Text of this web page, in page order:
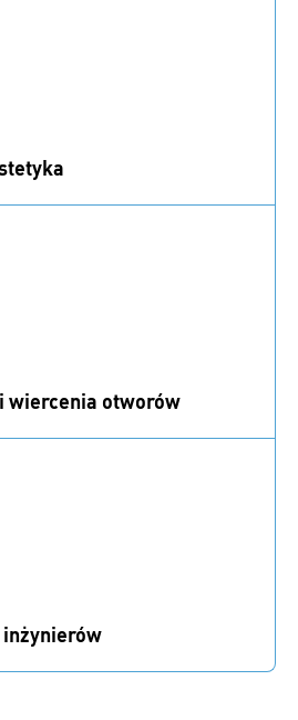
wiercenia otworów
inżynierów